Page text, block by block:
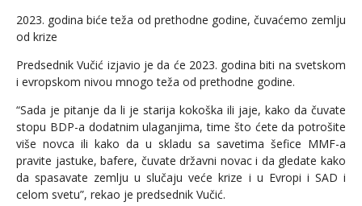
2023. godina biće teža od prethodne godine, čuvaćemo zemlju
od krize
Predsednik Vučić izjavio je da će 2023. godina biti na svetskom
i evropskom nivou mnogo teža od prethodne godine.
“Sada je pitanje da li je starija kokoška ili jaje, kako da čuvate
stopu BDP-a dodatnim ulaganjima, time što ćete da potrošite
više novca ili kako da u skladu sa savetima šefice MMF-a
pravite jastuke, bafere, čuvate državni novac i da gledate kako
da spasavate zemlju u slučaju veće krize i u Evropi i SAD i
celom svetu”, rekao je predsednik Vučić.